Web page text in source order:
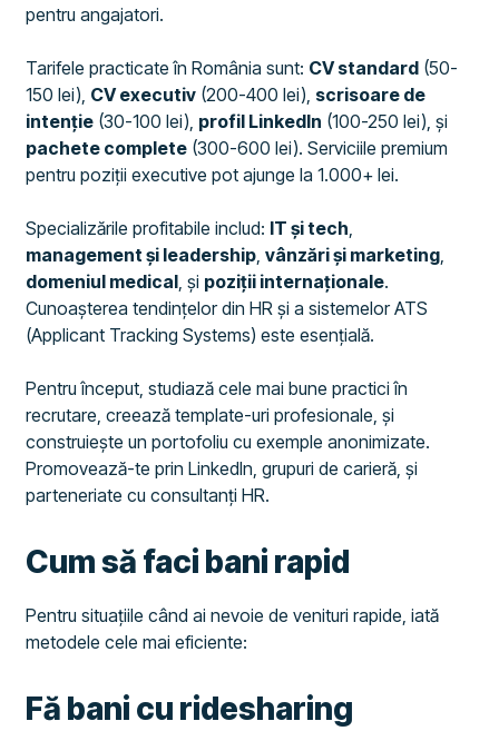
pentru angajatori.
Tarifele practicate în România sunt: CV standard (50-
150 lei), CV executiv (200-400 lei), scrisoare de
intenție (30-100 lei), profil LinkedIn (100-250 lei), și
pachete complete (300-600 lei). Serviciile premium
pentru poziții executive pot ajunge la 1.000+ lei.
Specializările profitabile includ: IT și tech,
management și leadership,vânzări și marketing,
domeniul medical, și poziții internaționale.
Cunoașterea tendințelor din HR și a sistemelor ATS
(Applicant Tracking Systems) este esențială.
Pentru început, studiază cele mai bune practici în
recrutare, creează template-uri profesionale, și
construiește un portofoliu cu exemple anonimizate.
Promovează-te prin LinkedIn, grupuri de carieră, și
parteneriate cu consultanți HR.
Cum să faci bani rapid
Pentru situațiile când ai nevoie de venituri rapide, iată
metodele cele mai eficiente:
Fă bani cu ridesharing